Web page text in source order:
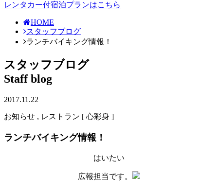
レンタカー付宿泊プランはこちら
HOME
スタッフブログ
ランチバイキング情報！
スタッフブログ
Staff blog
2017.11.22
お知らせ , レストラン [ 心彩身 ]
ランチバイキング情報！
はいたい
広報担当です。